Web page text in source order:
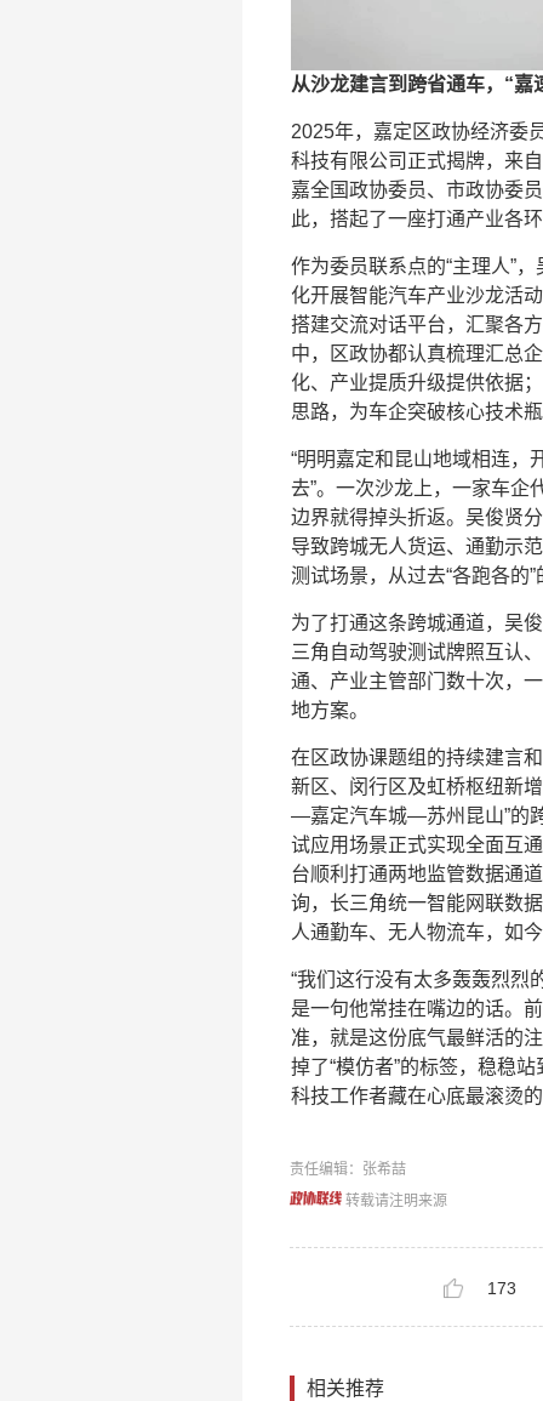
从沙龙建言到跨省通车，“
2025年，嘉定区政协经济委
科技有限公司正式揭牌，来
嘉全国政协委员、市政协委
此，搭起了一座打通产业各
作为委员联系点的“主理人”
化开展智能汽车产业沙龙活
搭建交流对话平台，汇聚各
中，区政协都认真梳理汇总
化、产业提质升级提供依据
思路，为车企突破核心技术
“明明嘉定和昆山地域相连，
去”。一次沙龙上，一家车企
边界就得掉头折返。吴俊贤
导致跨城无人货运、通勤示
测试场景，从过去“各跑各的
为了打通这条跨城通道，吴
三角自动驾驶测试牌照互认
通、产业主管部门数十次，
地方案。
在区政协课题组的持续建言
新区、闵行区及虹桥枢纽新
—嘉定汽车城—苏州昆山”的
试应用场景正式实现全面互
台顺利打通两地监管数据通
询，长三角统一智能网联数
人通勤车、无人物流车，如
“我们这行没有太多轰轰烈烈
是一句他常挂在嘴边的话。
准，就是这份底气最鲜活的
掉了“模仿者”的标签，稳稳
科技工作者藏在心底最滚烫
责任编辑：张希喆
转载请注明来源
173
相关推荐